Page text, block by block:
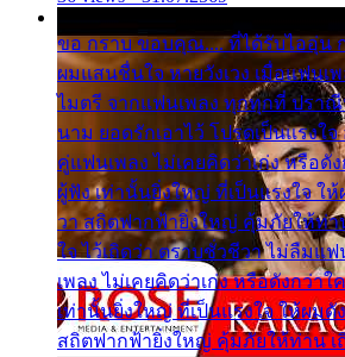
ขอ กราบ ขอบคุณ.... ที่ได้รับไออุ่น
ผมแสนชื่นใจ หายวังเวง เมื่อแฟนเ
ไมตรี จากแฟนเพลง ทุกทุกที่ ปรา
นาม ยอดรักเอาไว้ โปรดเป็นแรงใ
คู่แฟนเพลง ไม่เคยคิดว่าเก่ง หรือดั
ผู้ฟัง เท่านั้นยิ่งใหญ่ ที่เป็นแรงใจ ใ
วา สถิตฟากฟ้ายิ่งใหญ่ คุ้มภัยให้ท่า
ใจ ไว้เถิดว่า ตราบชั่วชีวา ไม่ลืมแ
เพลง ไม่เคยคิดว่าเก่ง หรือดังกว่า
เท่านั้นยิ่งใหญ่ ที่เป็นแรงใจ ให้ผมดั
สถิตฟากฟ้ายิ่งใหญ่ คุ้มภัยให้ท่าน เ